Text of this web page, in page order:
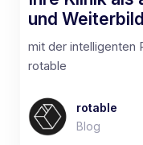
und
mit der intelligenten
rotable
rotable
Blog